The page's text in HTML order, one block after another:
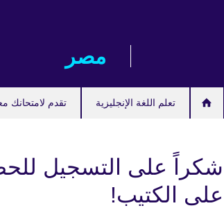
مصر‎
تعلم اللغة الإنجليزية تقدم لامتحانك
شكراً على التسجيل
على الكتيب!